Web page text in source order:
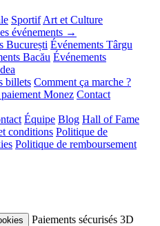
Sportif Art et Culture
événements →
București Événements Târgu
Bacău Événements
billets Comment ça marche ?
Monez Contact
Équipe Blog Hall of Fame
conditions Politique de
Politique de remboursement
Paiements sécurisés 3D